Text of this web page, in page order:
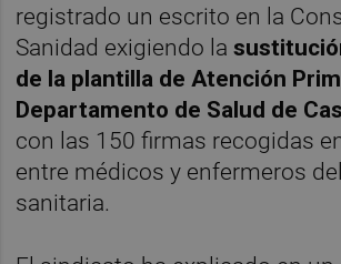
registrado un escrito en la
Sanidad exigiendo la
de la plantilla de Atención
Departamento de Salud de
con las 150 firmas recogidas
entre médicos y enfermeros
sanitaria.